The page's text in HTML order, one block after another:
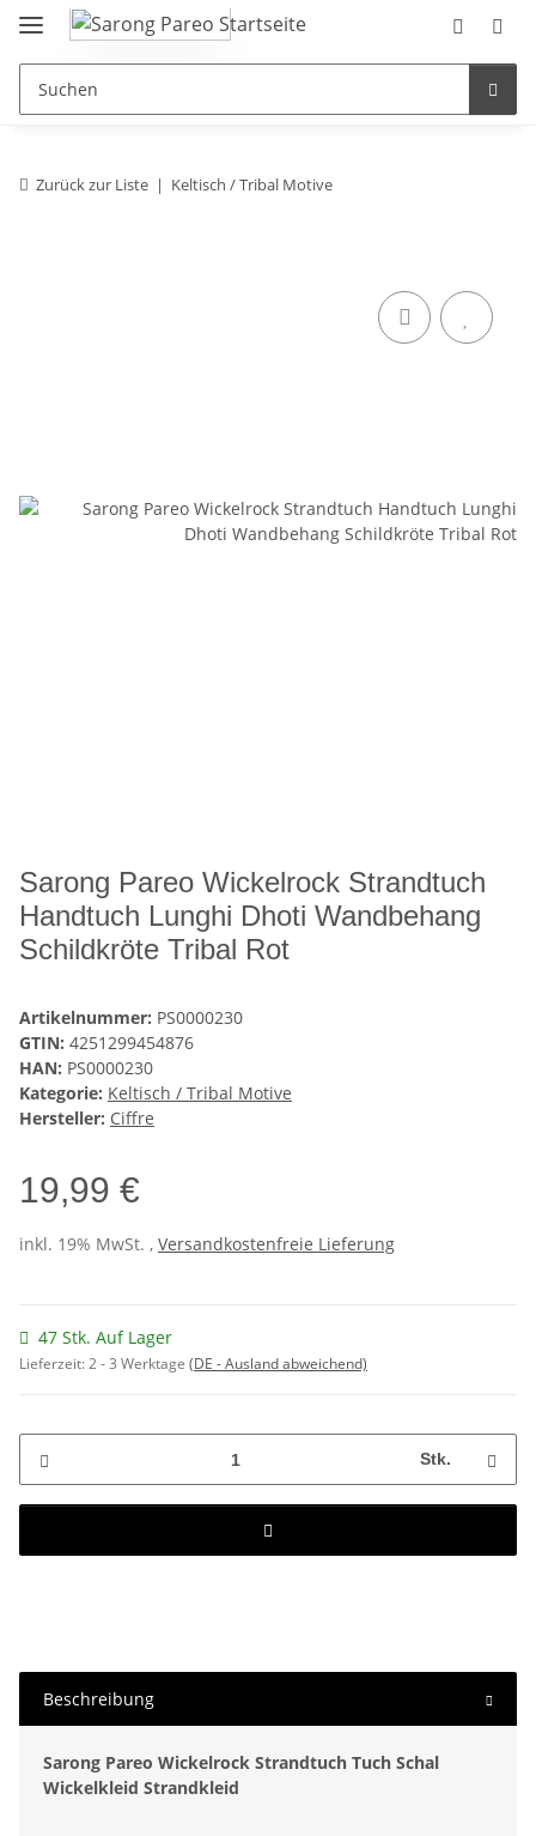
Zurück zur Liste Keltisch / Tribal Motive
Sarong Pareo Wickelrock Strandtuch
Handtuch Lunghi Dhoti Wandbehang
Schildkröte Tribal Rot
Artikelnummer: PS0000230
GTIN: 4251299454876
HAN: PS0000230
Kategorie: Keltisch / Tribal Motive
Hersteller: Ciffre
19,99 €
inkl. 19% MwSt. , Versandkostenfreie Lieferung
47 Stk. Auf Lager
Lieferzeit:2 - 3 Werktage (DE - Ausland abweichend)
Stk.
Beschreibung
Sarong Pareo Wickelrock Strandtuch Tuch Schal
Wickelkleid Strandkleid